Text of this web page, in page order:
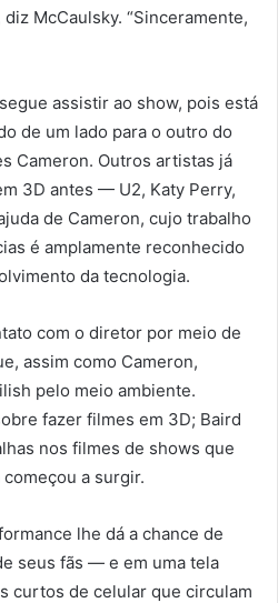
McCaulsky. “Sinceramente,
assistir ao show, pois está
de um lado para o outro do
Cameron. Outros artistas já
3D antes — U2, Katy Perry,
de Cameron, cujo trabalho
é amplamente reconhecido
da tecnologia.
com o diretor por meio de
assim como Cameron,
pelo meio ambiente.
fazer filmes em 3D; Baird
nos filmes de shows que
a surgir.
lhe dá a chance de
seus fãs — e em uma tela
curtos de celular que circulam